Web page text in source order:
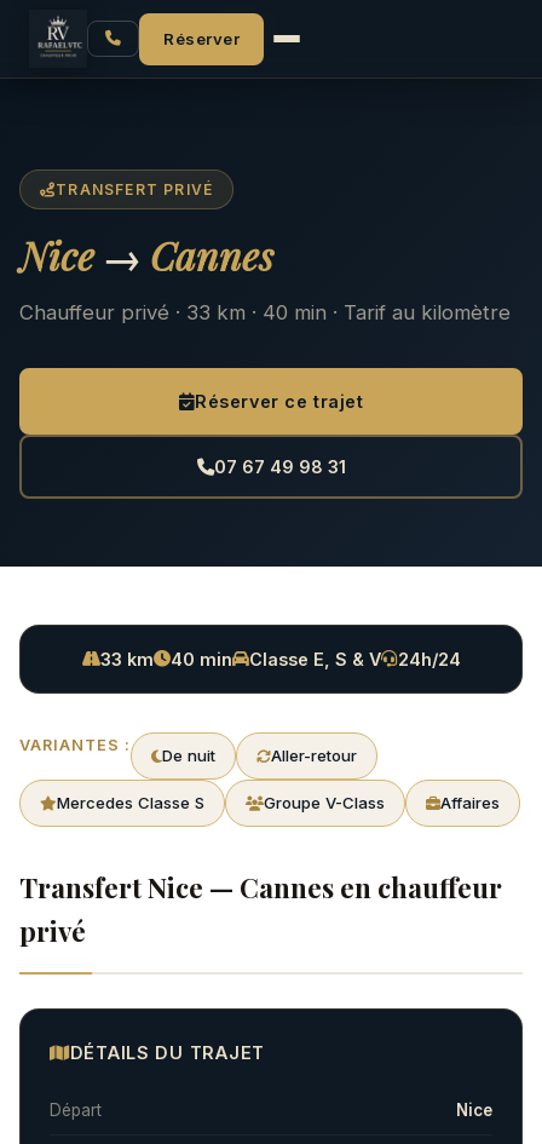
Réserver
Accueil VTC Nice Nice → Cannes
TRANSFERT PRIVÉ
Nice→ Cannes
Chauffeur privé · 33 km · 40 min · Tarif au kilomètre
Réserver ce trajet
07 67 49 98 31
33 km 40 min Classe E, S & V 24h/24
VARIANTES :
De nuit Aller-retour
Mercedes Classe S Groupe V-Class Affaires
Transfert Nice — Cannes en chauffeur
privé
DÉTAILS DU TRAJET
Départ Nice